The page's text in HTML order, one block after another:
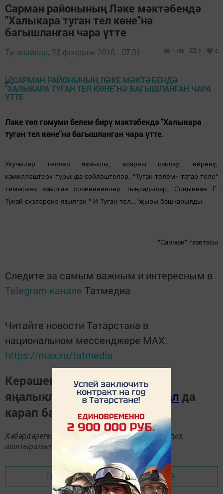
Сарман районының Ләке мәктәбендә
"Халыкара туган тел көне"нә
багышланган чара үтте
Туганайлар, 26 февраль 2018 - 07:31 1459 0 0
Ләке төп гомуми белем бирү мәктәбендә "Халыкара
туган тел көне"нә багышланган чара үтте.
Укучылар телләр язмышы, аларны саклау, өйрәнү,
камилләштерү турында сөйләштеләр, "Туган телем- татар теле"
темасына язылган сочинениеләр тыңладылар. Соңыннан Г.
Тукай сүзләренә язылган " И Туган тел..."җыры башкарылды.
"Сарман" газетасы
Следите за самым важным и интересным в
Telegram-канале Татмедиа
Читайте новости Татарстана в
национальном мессенджере MАХ:
https://max.ru/tatmedia
Керәшен дөньясындагы
яңалыкларныТелеграм-канал да
карап барыгыз.
Хәбәрләрегезне 89172509795номерына языгыз,
шалтыратып әйтегез.
Перейти на страницу новости